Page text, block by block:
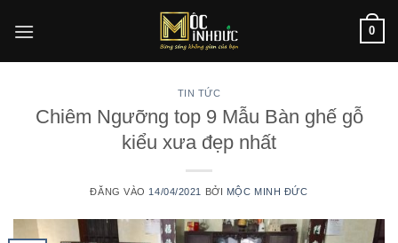
qua
0
TIN TỨC
Chiêm Ngưỡng top 9 Mẫu Bàn ghế gỗ
kiểu xưa đẹp nhất
ĐĂNG VÀO 14/04/2021 BỞI MỘC MINH ĐỨC